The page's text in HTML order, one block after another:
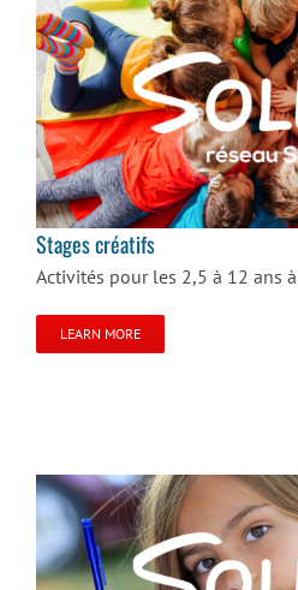
Stages
Stages créatifs
Activités pour les 2,5 à 12 ans
LEARN MORE